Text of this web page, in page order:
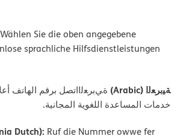
Wählen Sie die oben angegebene
sprachliche Hilfsdienstleistungen
ﺔﯿﺑﺮﻌﻟا (Arabic)
ةﻲﺑﺮﻌﻟااﺗﺼﻞ ﺑﺮﻗﻢ اﻟﮭﺎﺗﻒ
ﺧﺪﻣﺎت اﻟﻤﺴﺎﻋﺪة اﻟﻠﻐﻮﯾﺔ اﻟﻤﺠﺎﻧﯿﺔ.
Dutch): Ruf die Nummer owwe fer